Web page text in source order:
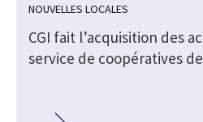
NOUVELLES LOCALES
CGI fait l’acquisition des
service de coopératives